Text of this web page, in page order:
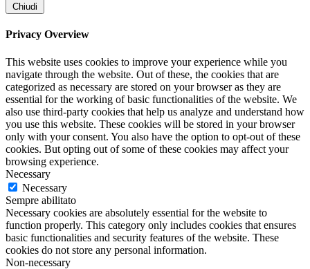
Chiudi
Privacy Overview
This website uses cookies to improve your experience while you
navigate through the website. Out of these, the cookies that are
categorized as necessary are stored on your browser as they are
essential for the working of basic functionalities of the website. We
also use third-party cookies that help us analyze and understand how
you use this website. These cookies will be stored in your browser
only with your consent. You also have the option to opt-out of these
cookies. But opting out of some of these cookies may affect your
browsing experience.
Necessary
Necessary
Sempre abilitato
Necessary cookies are absolutely essential for the website to
function properly. This category only includes cookies that ensures
basic functionalities and security features of the website. These
cookies do not store any personal information.
Non-necessary